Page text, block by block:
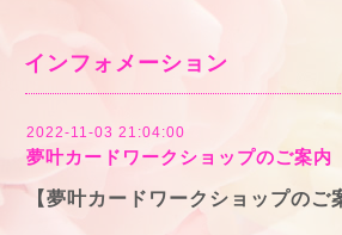
インフォメーション
2022-11-03 21:04:00
夢叶カードワークショップのご案内
【夢叶カードワークショップのご